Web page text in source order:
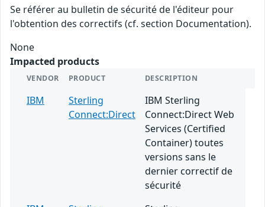
Se référer au bulletin de sécurité de l'éditeur pour
l'obtention des correctifs (cf. section Documentation).
None
Impacted products
VENDOR PRODUCT DESCRIPTION
IBM
Sterling
Connect:Direct
IBM Sterling
Connect:Direct Web
Services (Certified
Container) toutes
versions sans le
dernier correctif de
sécurité